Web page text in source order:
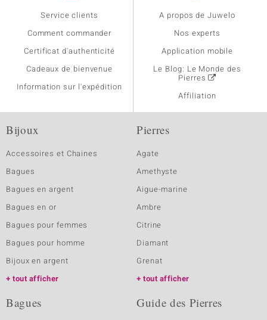
Service clients
Comment commander
Certificat d'authenticité
Cadeaux de bienvenue
Information sur l'expédition
A propos de Juwelo
Nos experts
Application mobile
Le Blog: Le Monde des
Pierres
Affiliation
Bijoux
Accessoires et Chaines
Bagues
Bagues en argent
Bagues en or
Bagues pour femmes
Bagues pour homme
Bijoux en argent
tout afficher
Pierres
Agate
Amethyste
Aigue-marine
Ambre
Citrine
Diamant
Grenat
tout afficher
Bagues Guide des Pierres